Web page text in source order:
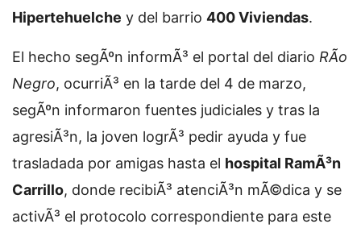
Hipertehuelche y del barrio 400 Viviendas.
El hecho segÃºn informÃ³ el portal del diario RÃ­o
Negro, ocurriÃ³ en la tarde del 4 de marzo,
segÃºn informaron fuentes judiciales y tras la
agresiÃ³n, la joven logrÃ³ pedir ayuda y fue
trasladada por amigas hasta el hospital RamÃ³n
Carrillo, donde recibiÃ³ atenciÃ³n mÃ©dica y se
activÃ³ el protocolo correspondiente para este